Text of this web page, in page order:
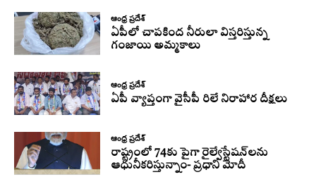
ఆంధ్ర ప్రదేశ్
ఏపీలో చాపకింద నీరులా విస్తరిస్తున్న
గంజాయి అమ్మకాలు
ఆంధ్ర ప్రదేశ్
ఏపీ వ్యాప్తంగా వైసీపీ రిలే నిరాహార దీక్షలు
ఆంధ్ర ప్రదేశ్
రాష్ట్రంలో 74కు పైగా రైల్వేస్టేషన్‌లను
ఆధునీకరిస్తున్నాం- ప్రధాని మోదీ